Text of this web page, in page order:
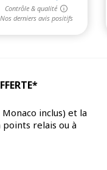
inclus) et la
relais ou à